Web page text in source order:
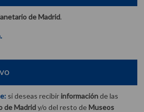
de Madrid.
si deseas recibirinformación de las
de Madridy/o del resto deMuseos